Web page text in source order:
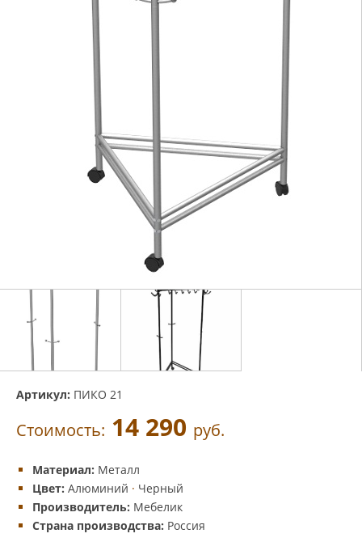
Артикул: ПИКО 21
Стоимость: 14 290 руб.
Материал: Металл
Цвет: Алюминий · Черный
Производитель: Мебелик
Страна производства: Россия